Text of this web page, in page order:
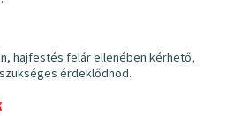
hajfestés felár ellenében kérhető,
érdeklődnöd.